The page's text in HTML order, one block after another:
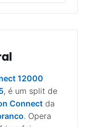
12000
, é um split de
Connect da
. Opera